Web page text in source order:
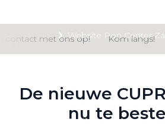
Website Pon Center
Leasevormen
Berijdersinfo
contact met ons op! Kom langs!
De nieuwe
nu te